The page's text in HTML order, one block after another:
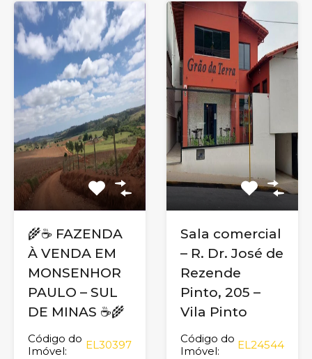
🌾☕ FAZENDA
À VENDA EM
MONSENHOR
PAULO – SUL
DE MINAS ☕🌾
Código do
Imóvel:
EL30397
Sala comercial
– R. Dr. José de
Rezende
Pinto, 205 –
Vila Pinto
Código do
Imóvel:
EL24544